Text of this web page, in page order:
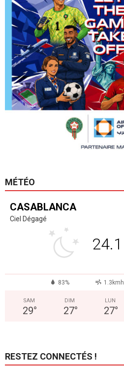
MÉTÉO
CASABLANCA
Ciel Dégagé
24.1
83% 1.3kmh
SAM
29°
DIM
27°
LUN
27°
RESTEZ CONNECTÉS !